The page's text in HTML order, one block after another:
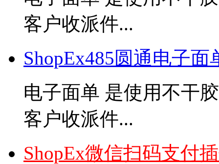
客户收派件...
ShopEx485圆通电子面
电子面单 是使用不干
客户收派件...
ShopEx微信扫码支付